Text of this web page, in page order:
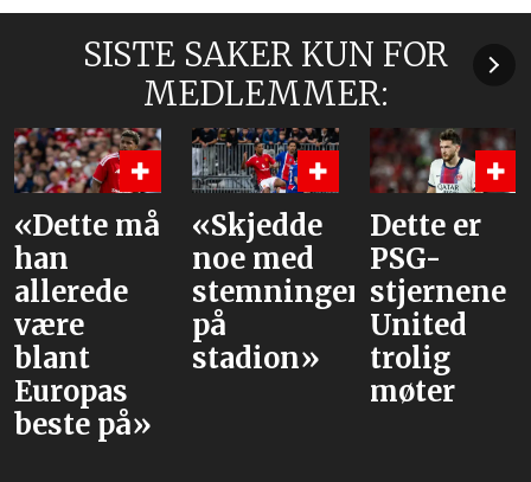
SISTE SAKER KUN FOR
MEDLEMMER:
«Skjedde
noe med
stemningen
på
stadion»
Dette er
PSG-
stjernene
trolig
Våre
av
mot